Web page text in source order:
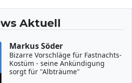
Aktuell
Markus Söder
Bizarre Vorschläge für Fastnachts-
Kostüm - seine Ankündigung
sorgt für "Albträume"